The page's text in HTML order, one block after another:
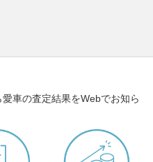
愛車の査定結果をWebでお知ら